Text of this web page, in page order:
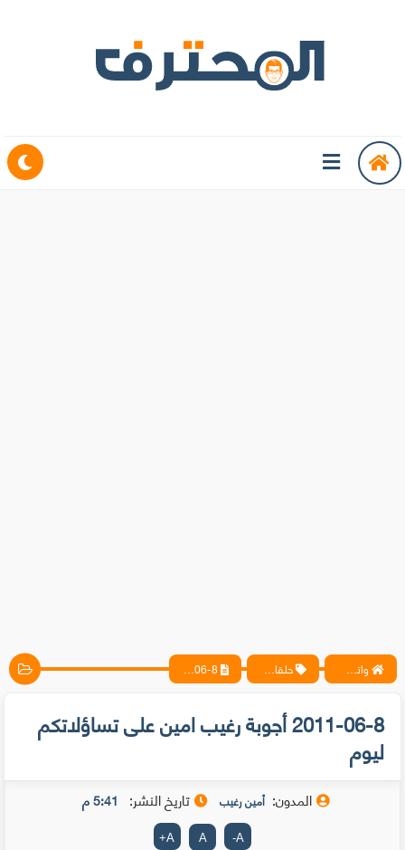
واتس آب ، فيسبوك ، أنترنت ، شروحات تقنية حصرية - المحترف حلقات متخصيصي الحماية 2011-06-8 أجوبة رغيب امين على تساؤلاتكم ليوم
2011-06-8 أجوبة رغيب امين على تساؤلاتكم
ليوم
المدون: أمين رغيب تاريخ النشر: 5:41 م
A
-
A
A
+